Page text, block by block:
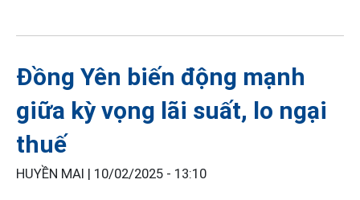
Đồng Yên biến động mạnh
giữa kỳ vọng lãi suất, lo ngại
thuế
HUYỀN MAI | 10/02/2025 - 13:10